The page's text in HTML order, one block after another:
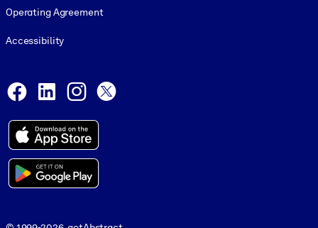
Operating Agreement
Accessibility
Facebook
LinkedInInstagram